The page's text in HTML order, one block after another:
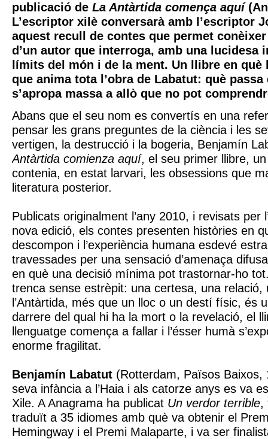
publicació de La Antàrtida comença aquí
L’escriptor xilè conversarà amb l’escriptor
aquest recull de contes que permet
d’un autor que interroga, amb una lucidesa
límits del món i de la ment. Un llibre en què
que anima tota l’obra de Labatut: què passa
s’apropa massa a allò que no pot
Abans que el seu nom es convertís en una
pensar les grans preguntes de la ciència i les
vertigen, la destrucció i la bogeria, Benjamín
Antàrtida comienza aquí, el seu primer llibre,
contenia, en estat larvari, les obsessions que
literatura posterior.
Publicats originalment l’any 2010, i revisats per
nova edició, els contes presenten històries en
descompon i l’experiència humana esdevé
travessades per una sensació d’amenaça
en què una decisió mínima pot trastornar-ho
trenca sense estrèpit: una certesa, una relació,
l’Antàrtida, més que un lloc o un destí físic, és
darrere del qual hi ha la mort o la revelació, el
llenguatge comença a fallar i l’ésser humà
enorme fragilitat.
Benjamín Labatut (Rotterdam, Països Baixos,
seva infància a l’Haia i als catorze anys es va
Xile. A Anagrama ha publicat Un verdor terrible,
traduït a 35 idiomes amb què va obtenir el
Hemingway i el Premi Malaparte, i va ser